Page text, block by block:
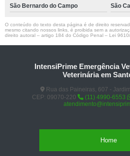
São Bernardo do Campo São
O conteúdo do texto desta página é de direito
mesmo citando nossos links, é proibida sem a
direito autoral – artigo 184 do Código Penal – Lei
IntensiPrime Emergência
Veterinária em
Rua das Paineiras, 607 -
CEP: 09070-220
(11) 4990-6553
Home